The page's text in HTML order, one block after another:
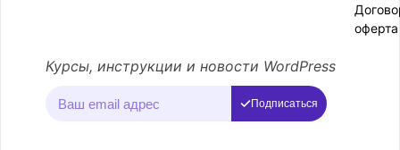
оферта
Курсы, инструкции и новости WordPress
Подписаться